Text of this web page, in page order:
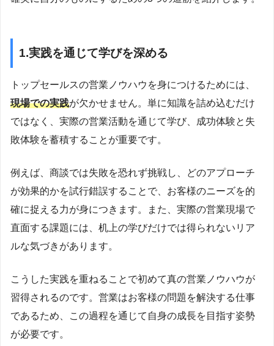
1.実践を通じて学びを深める
トップセールスの営業ノウハウを身につけるためには、
現場での実践が欠かせません。単に知識を詰め込むだけ
ではなく、実際の営業活動を通じて学び、成功体験と失
敗体験を蓄積することが重要です。
例えば、商談では失敗を恐れず挑戦し、どのアプローチ
が効果的かを試行錯誤することで、お客様のニーズを的
確に捉える力が身につきます。また、実際の営業現場で
直面する課題には、机上の学びだけでは得られないリア
ルな気づきがあります。
こうした実践を重ねることで初めて真の営業ノウハウが
習得されるのです。営業はお客様の問題を解決する仕事
であるため、この過程を通じて自身の成長を目指す姿勢
が必要です。